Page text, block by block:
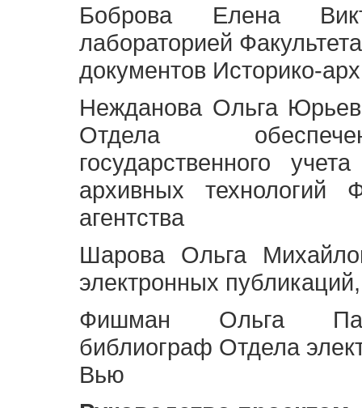
Боброва Елена
лабораторией
документов Историко-
Нежданова Ольга
Отдела
государственного
архивных технологий
агентства
Шарова Ольга
электронных
Фишман Ольга
библиограф Отдела
Вью